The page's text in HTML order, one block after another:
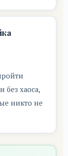
хаоса,
никто не